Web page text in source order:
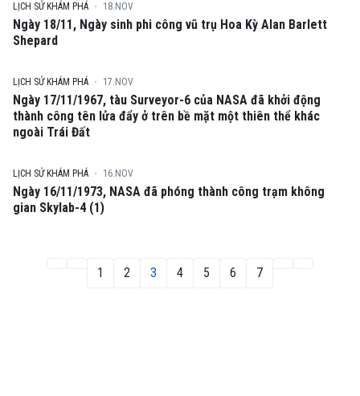
LỊCH SỬ KHÁM PHÁ 18.NOV
Ngày 18/11, Ngày sinh phi công vũ trụ Hoa Kỳ Alan Barlett
Shepard
LỊCH SỬ KHÁM PHÁ 17.NOV
Ngày 17/11/1967, tàu Surveyor-6 của NASA đã khởi động
thành công tên lửa đẩy ở trên bề mặt một thiên thể khác
ngoài Trái Đất
LỊCH SỬ KHÁM PHÁ 16.NOV
Ngày 16/11/1973, NASA đã phóng thành công trạm không
gian Skylab-4 (1)
1 2 3 4 5 6 7